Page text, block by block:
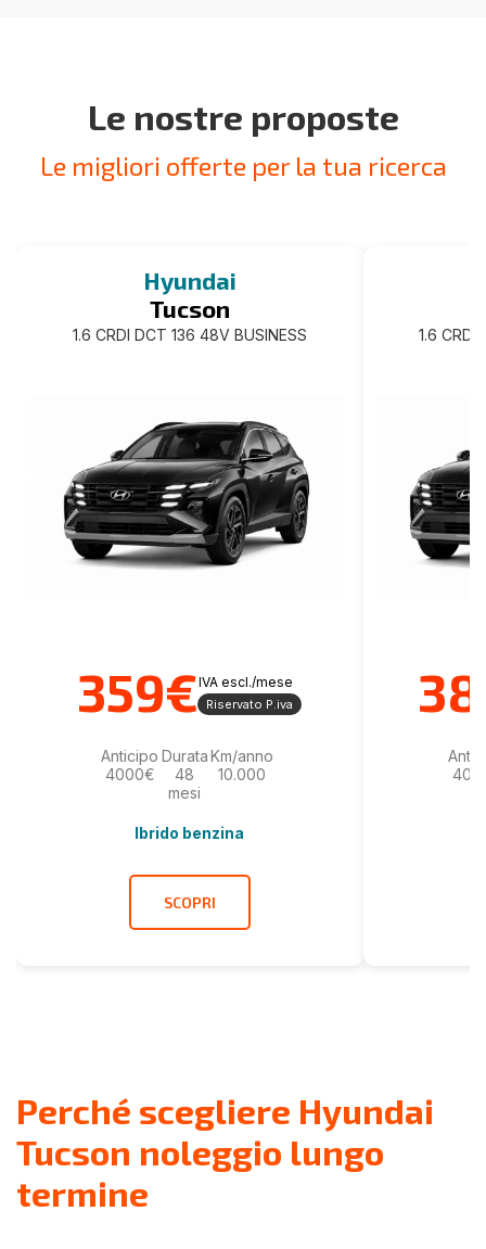
Le nostre proposte
Le migliori offerte per la tua ricerca
Hyundai
Tucson
1.6 CRDI DCT 136 48V BUSINESS
359€IVA escl./mese
Riservato P.iva
Anticipo
4000€
Durata
48
mesi
Km/anno
10.000
Ibrido benzina
SCOPRI
1.6 CRDI
Perché scegliere Hyundai
Tucson noleggio lungo
termine